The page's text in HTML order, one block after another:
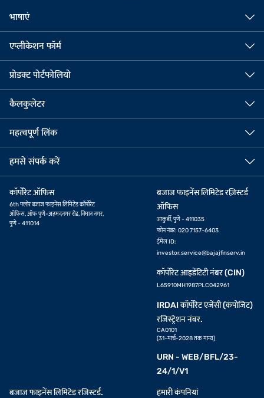
भाषाएं
एप्लीकेशन फॉर्म
प्रोडक्ट पोर्टफोलियो
कैलकुलेटर
महत्वपूर्ण लिंक
हमसे संपर्क करें
कॉर्पोरेट ऑफिस
6th फ्लोर बजाज फाइनेंस लिमिटेड कॉर्पोरेट
ऑफिस, ऑफ पुणे-अहमदनगर रोड, विमान नगर,
पुणे - 411014
बजाज फाइनेंस लिमिटेड रज़िस्टर्ड
ऑफिस
आकुर्डी, पुणे - 411035
फोन नंबर: 020 7157-6403
ईमेल ID:
investor.service@bajajfinserv.in
कॉर्पोरेट आइडेंटिटी नंबर (CIN)
L65910MH1987PLC042961
IRDAI कॉर्पोरेट एजेंसी (कंपोजिट)
रजिस्ट्रेशन नंबर.
CA0101
(31-मार्च-2028 तक मान्य)
URN - WEB/BFL/23-
24/1/V1
बजाज फाइनेंस लिमिटेड रजिस्टर्ड.
हमारी कंपनियां